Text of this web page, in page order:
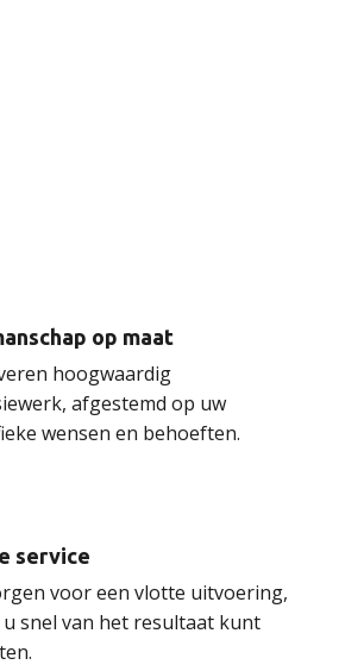
op maat
hoogwaardig
afgestemd op uw
wensen en behoeften.
service
voor een vlotte uitvoering,
u snel van het resultaat kunt